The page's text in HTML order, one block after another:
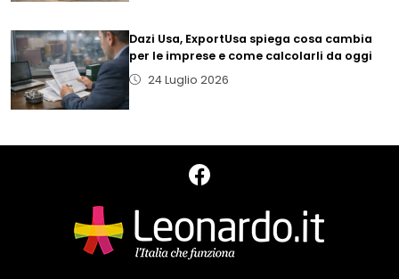
Dazi Usa, ExportUsa spiega cosa cambia
per le imprese e come calcolarli da oggi
24 Luglio 2026